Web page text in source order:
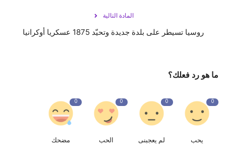
المادة التالية
روسيا تسيطر على بلدة جديدة وتحيّد 1875 عسكريا أوكرانيا
ما هو رد فعلك؟
0
يحب
0
لم يعجبنى
0
الحب
0
مضحك